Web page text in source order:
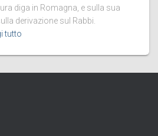
diga in Romagna, e sulla sua
derivazione sul Rabbi.
tutto